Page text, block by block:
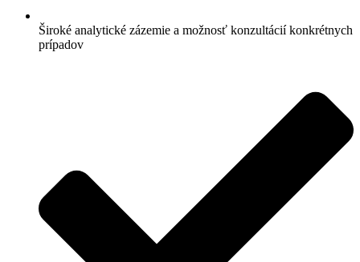
Široké analytické zázemie a možnosť konzultácií konkrétnych
prípadov